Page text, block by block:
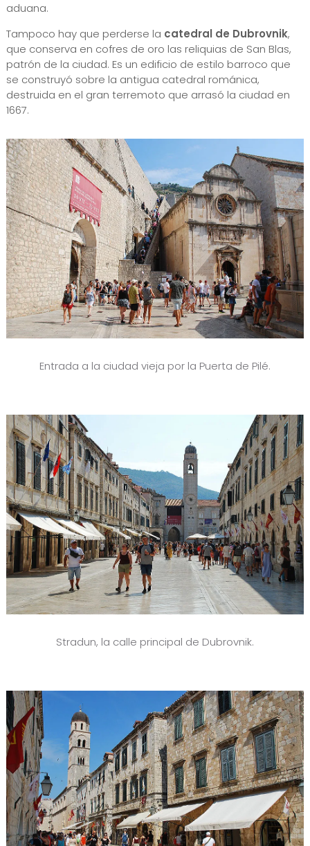
aduana.
Tampoco hay que perderse la catedral de Dubrovnik,
que conserva en cofres de oro las reliquias de San Blas,
patrón de la ciudad. Es un edificio de estilo barroco que
se construyó sobre la antigua catedral románica,
destruida en el gran terremoto que arrasó la ciudad en
1667.
Entrada a la ciudad vieja por la Puerta de Pilé.
Stradun, la calle principal de Dubrovnik.